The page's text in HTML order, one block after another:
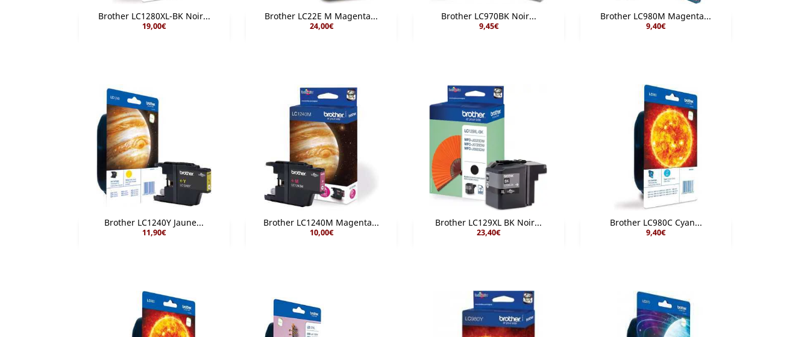
Brother LC1280XL-BK Noir...
19,00€
Aperçu rapide
Brother LC22E M Magenta...
24,00€
Aperçu rapide
Brother LC970BK Noir...
9,45€
Aperçu rapide
Brother LC980M Magenta...
9,40€
Aperçu rapide
Brother LC1240Y Jaune...
11,90€
Aperçu rapide
Brother LC1240M Magenta...
10,00€
Aperçu rapide
Brother LC129XL BK Noir...
23,40€
Aperçu rapide
Brother LC980C Cyan...
9,40€
Aperçu rapide